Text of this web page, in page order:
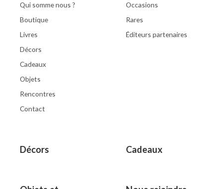
Qui somme nous ?
Boutique
Livres
Décors
Cadeaux
Objets
Rencontres
Contact
Occasions
Rares
Éditeurs partenaires
Décors Cadeaux